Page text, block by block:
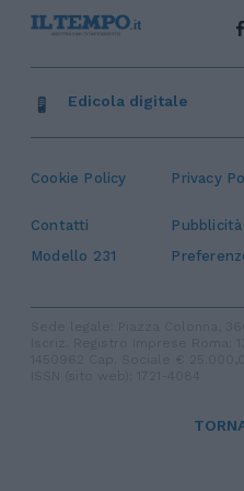
Cookie Policy Privacy
Contatti Pubblicità
Modello 231
Edicola digitale